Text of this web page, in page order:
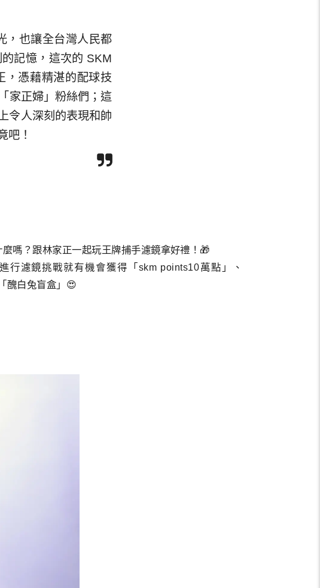
，也讓全台灣人民都
記憶，這次的 SKM
，憑藉精湛的配球技
家正婦」粉絲們；這
令人深刻的表現和帥
吧！
嗎？跟林家正一起玩王牌捕手濾鏡拿好禮！🎁
行濾鏡挑戰就有機會獲得「skm points10萬點」、
醜白兔盲盒」😍